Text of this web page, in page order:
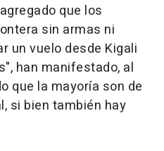
que los
sin armas ni
un vuelo desde Kigali
han manifestado, al
que la mayoría son de
si bien también hay